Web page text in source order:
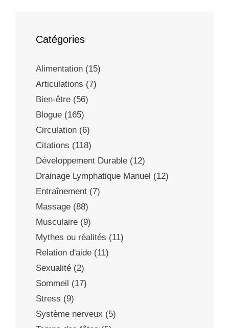
Catégories
Alimentation (15)
Articulations (7)
Bien-être (56)
Blogue (165)
Circulation (6)
Citations (118)
Développement Durable (12)
Drainage Lymphatique Manuel (12)
Entraînement (7)
Massage (88)
Musculaire (9)
Mythes ou réalités (11)
Relation d'aide (11)
Sexualité (2)
Sommeil (17)
Stress (9)
Système nerveux (5)